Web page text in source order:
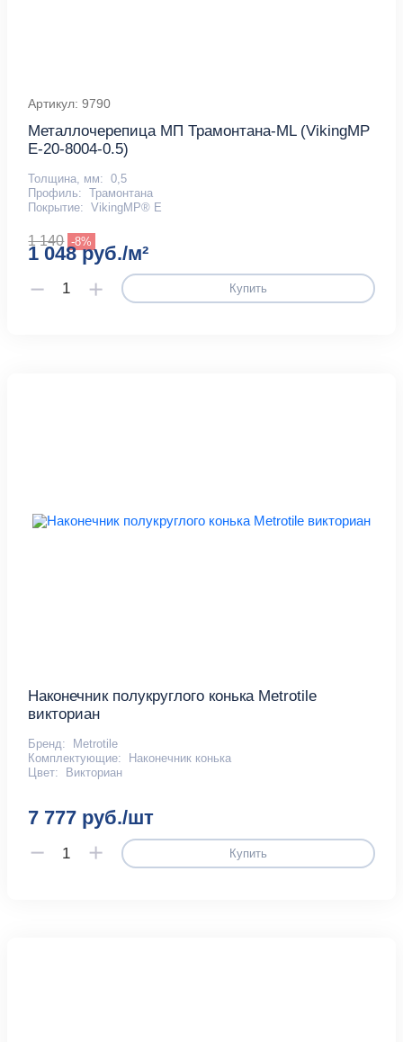
Артикул: 9790
Металлочерепица МП Трамонтана-ML (VikingMP
E-20-8004-0.5)
Толщина, мм: 0,5
Профиль: Трамонтана
Покрытие: VikingMP® E
1 140 -8%
1 048 руб./м²
Купить
Наконечник полукруглого конька Metrotile
викториан
Бренд:
Metrotile
Комплектующие:
Наконечник конька
Цвет:
Викториан
7 777 руб./шт
Купить